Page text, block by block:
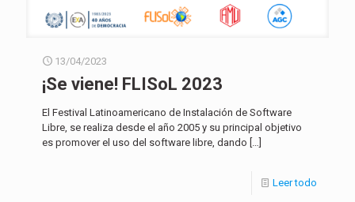
13/04/2023
¡Se viene! FLISoL 2023
El Festival Latinoamericano de Instalación de Software
Libre, se realiza desde el año 2005 y su principal objetivo
es promover el uso del software libre, dando […]
Leer todo